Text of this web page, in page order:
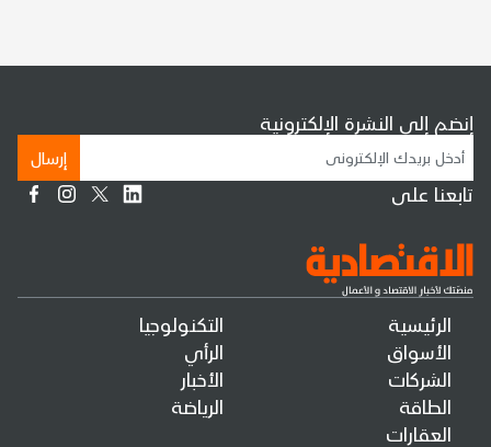
الرئيسية
الأسواق
الشركات
الطاقة
العقارات
التكنولوجيا
الرأي
الأخبار
الرياضة
إنضم إلى النشرة الإلكترونية
إرسال
تابعنا على